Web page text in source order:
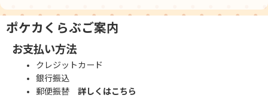
ポケカくらぶご案内
お支払い方法
クレジットカード
銀行振込
郵便振替 詳しくはこちら